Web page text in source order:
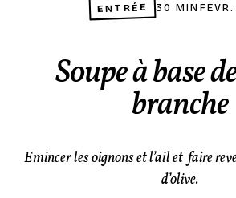
ENTRÉE 30 MIN
Soupe à base
branche
Emincer les oignons et l’ail et faire
d’olive.